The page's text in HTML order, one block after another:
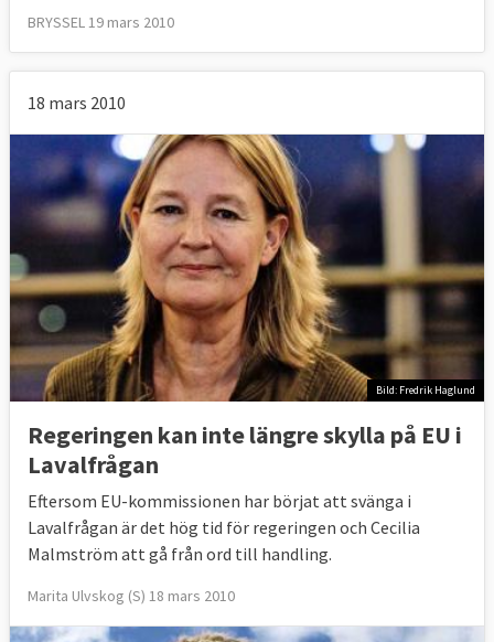
BRYSSEL 19 mars 2010
18 mars 2010
Bild: Fredrik Haglund
Regeringen kan inte längre skylla på EU i
Lavalfrågan
Eftersom EU-kommissionen har börjat att svänga i
Lavalfrågan är det hög tid för regeringen och Cecilia
Malmström att gå från ord till handling.
Marita Ulvskog (S) 18 mars 2010